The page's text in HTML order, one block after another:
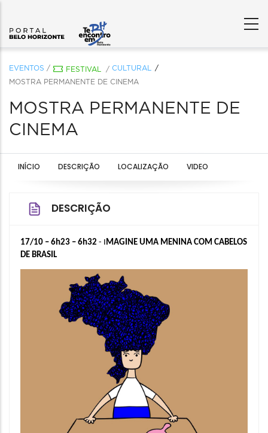
EVENTOS / FESTIVAL / CULTURAL
MOSTRA PERMANENTE DE CINEMA
MOSTRA PERMANENTE DE
CINEMA
INÍCIO DESCRIÇÃO LOCALIZAÇÃO VIDEO
DESCRIÇÃO
17/10 – 6h23 – 6h32 - IMAGINE UMA MENINA COM CABELOS
DE BRASIL